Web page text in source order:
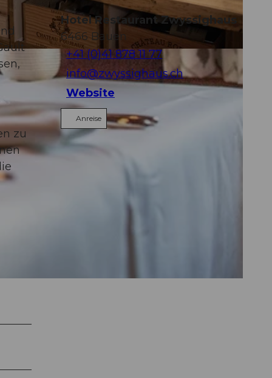
zu
Hotel Restaurant Zwyssighaus
6466 Bauen
+41 (0)41 878 11 77
info@zwyssighaus.ch
Website
Anreise